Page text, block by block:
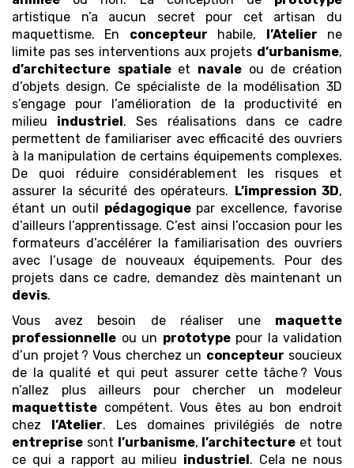
artistique n’a aucun secret pour cet artisan du
maquettisme. En concepteur habile, l’Atelier ne
limite pas ses interventions aux projets d’urbanisme,
d’architecture spatialeet navale ou de création
d’objets design. Ce spécialiste de la modélisation 3D
s’engage pour l’amélioration de la productivité en
milieu industriel. Ses réalisations dans ce cadre
permettent de familiariser avec efficacité des ouvriers
à la manipulation de certains équipements complexes.
De quoi réduire considérablement les risques et
assurer la sécurité des opérateurs. L’impression 3D,
étant un outil pédagogiquepar excellence, favorise
d’ailleurs l’apprentissage. C’est ainsi l’occasion pour les
formateurs d’accélérer la familiarisation des ouvriers
avec l’usage de nouveaux équipements. Pour des
projets dans ce cadre, demandez dès maintenant un
devis.
Vous avez besoin de réaliser une maquette
professionnelle ou un prototypepour la validation
d’un projet ? Vous cherchez un concepteur soucieux
de la qualité et qui peut assurer cette tâche ? Vous
n’allez plus ailleurs pour chercher un modeleur
maquettiste compétent. Vous êtes au bon endroit
chez l’Atelier. Les domaines privilégiés de notre
entreprise sont l’urbanisme, l’architecture et tout
ce qui a rapport au milieu industriel. Cela ne nous